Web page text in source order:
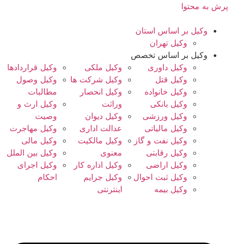
پرش به محتوا
وکیل بر اساس استان
وکیل تهران
وکیل بر اساس تخصص
وکیل داوری
وکیل قتل
وکیل خانواده
وکیل بانکی
وکیل ورزشی
وکیل مالیاتی
وکیل نفت و گاز
وکیل رقابتی
وکیل اراضی
وکیل ثبت احوال
وکیل بیمه
وکیل ملکی
وکیل شرکت ها
وکیل انحصار
وراثت
وکیل دیوان
عدالت اداری
وکیل مالکیت
معنوی
وکیل اداره کار
وکیل جرایم
اینترنتی
وکیل قراردادها
وکیل وصول
مطالبات
وکیل ارث و
وصیت
وکیل مهاجرت
وکیل مالی
وکیل بین الملل
وکیل اجرای
احکام